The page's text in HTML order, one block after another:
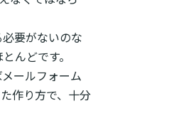
要がないのな
んどです。
ールフォーム
作り方で、十分